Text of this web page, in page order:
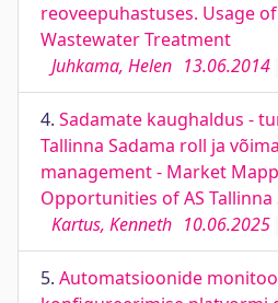
reoveepuhastuses. Usage
Wastewater Treatment
Juhkama, Helen 13.06.2014
4. Sadamate kaughaldus -
Tallinna Sadama roll ja
management - Market
Opportunities of AS Tallinna
Kartus, Kenneth 10.06.2025
5. Automatsioonide